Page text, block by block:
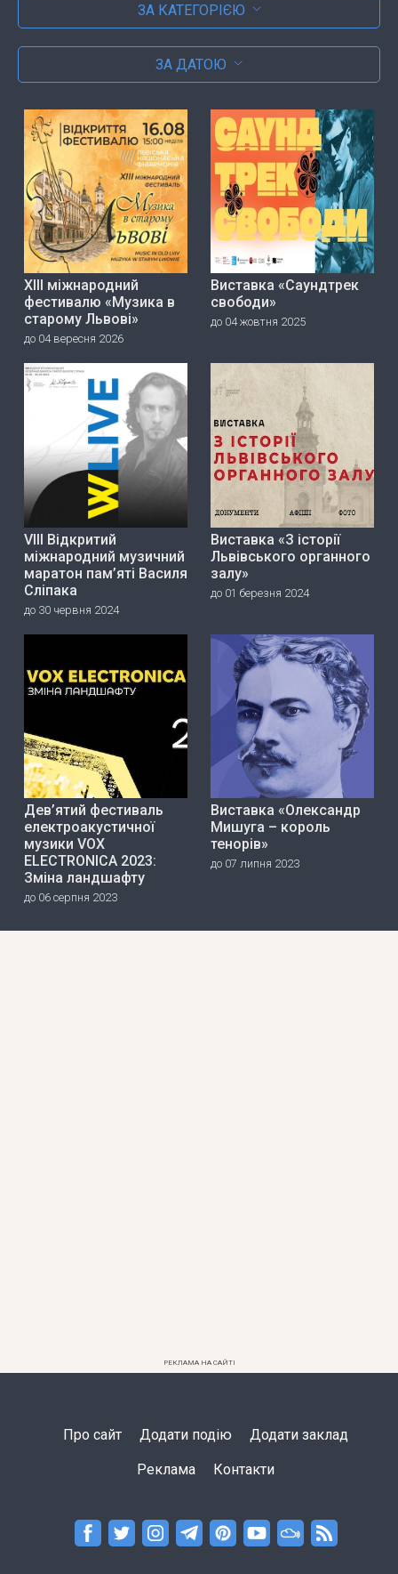
ЗА КАТЕГОРІЄЮ
ЗА ДАТОЮ
ХІІІ міжнародний
фестивалю «Музика в
старому Львові»
до 04 вересня 2026
Виставка «Саундтрек
свободи»
до 04 жовтня 2025
VIII Відкритий
міжнародний музичний
маратон пам’яті Василя
Сліпака
до 30 червня 2024
Виставка «З історії
Львівського органного
залу»
до 01 березня 2024
Дев’ятий фестиваль
електроакустичної
музики VOX
ELECTRONICA 2023:
Зміна ландшафту
до 06 серпня 2023
Виставка «Олександр
Мишуга – король
тенорів»
до 07 липня 2023
РЕКЛАМА НА САЙТІ
Про сайт Додати подію Додати заклад
Реклама Контакти